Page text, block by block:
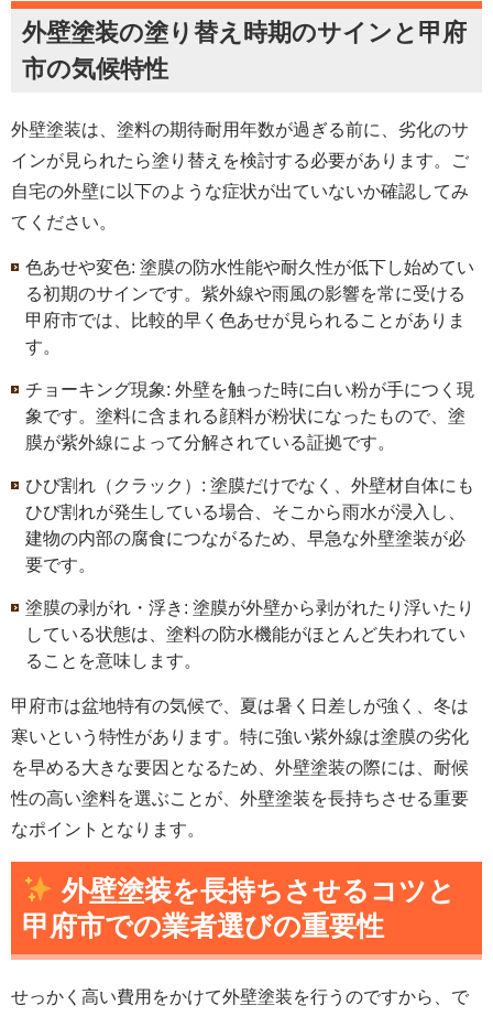
外壁塗装の塗り替え時期のサインと甲府
市の気候特性
外壁塗装は、塗料の期待耐用年数が過ぎる前に、劣化のサ
インが見られたら塗り替えを検討する必要があります。ご
自宅の外壁に以下のような症状が出ていないか確認してみ
てください。
色あせや変色: 塗膜の防水性能や耐久性が低下し始めてい
る初期のサインです。紫外線や雨風の影響を常に受ける
甲府市では、比較的早く色あせが見られることがありま
す。
チョーキング現象: 外壁を触った時に白い粉が手につく現
象です。塗料に含まれる顔料が粉状になったもので、塗
膜が紫外線によって分解されている証拠です。
ひび割れ（クラック）: 塗膜だけでなく、外壁材自体にも
ひび割れが発生している場合、そこから雨水が浸入し、
建物の内部の腐食につながるため、早急な外壁塗装が必
要です。
塗膜の剥がれ・浮き: 塗膜が外壁から剥がれたり浮いたり
している状態は、塗料の防水機能がほとんど失われてい
ることを意味します。
甲府市は盆地特有の気候で、夏は暑く日差しが強く、冬は
寒いという特性があります。特に強い紫外線は塗膜の劣化
を早める大きな要因となるため、外壁塗装の際には、耐候
性の高い塗料を選ぶことが、外壁塗装を長持ちさせる重要
なポイントとなります。
外壁塗装を長持ちさせるコツ と
甲府市での業者選びの重要性
せっかく高い費用をかけて外壁塗装を行うのですから、で